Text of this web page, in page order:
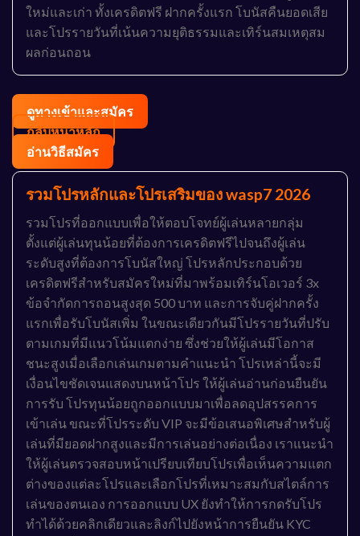
ใหม่และเก่า ทั้งเครดิตฟรี ฝากครั้งแรก โบนัสคืนยอดเสีย
และโปรรายวันที่เน้นความยุติธรรมและเทิร์นสมเหตุสม
ผลก่อนถอน
ดูทางเข้าและสมัคร
กลับหน้าหลัก
อ่านวิธีสมัคร
รวมโปรหลักและโปรเสริมของ wasp7 2026
รวมโปรที่ออกแบบเพื่อให้ตอบโจทย์ผู้เล่นหลายกลุ่ม
ตั้งแต่ผู้เล่นทุนน้อยที่ต้องการเครดิตฟรีไปจนถึงผู้เล่น
ระดับสูงที่ต้องการโบนัสใหญ่ โปรหลักประกอบด้วย
เครดิตฟรีสำหรับสมัครใหม่ที่มาพร้อมเทิร์นโอเวอร์ 3x
ข้อจำกัดการถอนสูงสุด 500 บาท และการจับคู่ฝากครั้ง
แรกเพื่อรับโบนัสเพิ่ม ในขณะเดียวกันมีโปรรายวันที่ปรับ
ตามเกมที่มีแนวโน้มแตกง่าย ซึ่งช่วยให้ผู้เล่นมีโอกาส
ชนะสูงเมื่อเลือกเล่นเกมตามคำแนะนำ โปรเหล่านี้จะมี
เงื่อนไขชัดเจนแสดงบนหน้าโปร ให้ผู้เล่นอ่านก่อนยืนยัน
การรับ โปรทุนน้อยถูกออกแบบมาเพื่อลดอุปสรรคการ
เข้าเล่น ขณะที่โปรระดับ VIP จะมีข้อเสนอพิเศษสำหรับผู้
เล่นที่มียอดฝากสูงและมีการเล่นอย่างต่อเนื่อง เราแนะนำ
ให้ผู้เล่นตรวจสอบหน้าเปรียบเทียบโปรเพื่อเห็นความแตก
ต่างของแต่ละโปรและเลือกโปรที่เหมาะสมกับสไตล์การ
เล่นของตนเอง การออกแบบ UX ยังทำให้การกดรับโปร
ทำได้ด้วยคลิกเดียวและลิงก์ไปยังหน้าการยืนยัน KYC